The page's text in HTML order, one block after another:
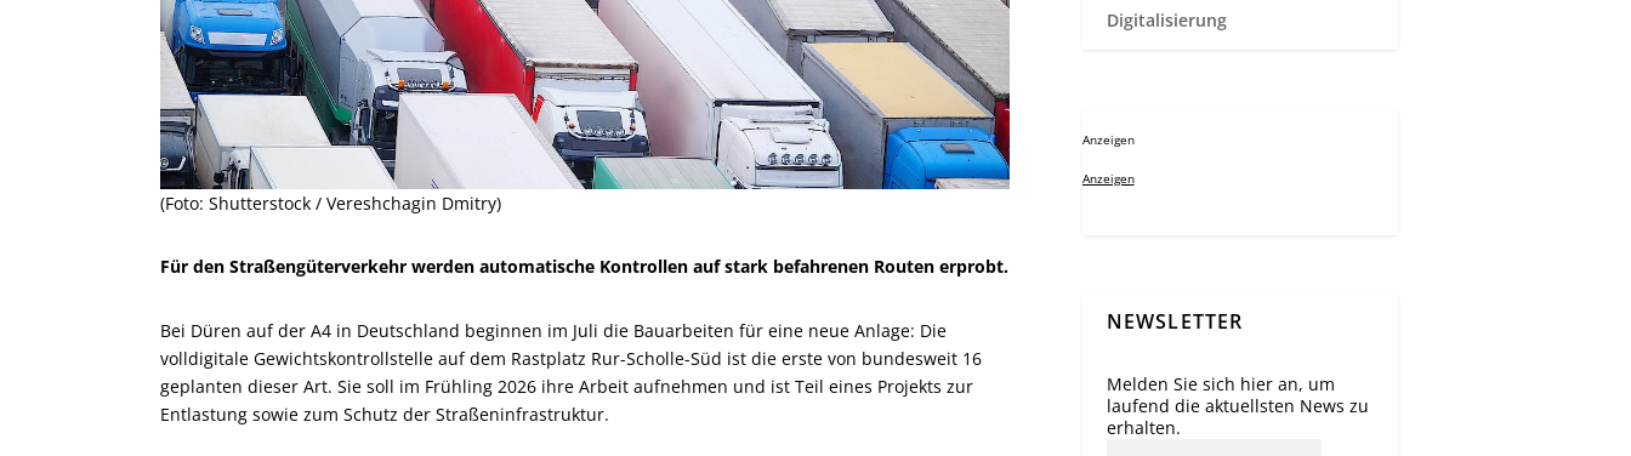
(Foto: Shutterstock / Vereshchagin Dmitry)
Für den Straßengüterverkehr werden automatische Kontrollen auf stark befahrenen Routen erprobt.
Bei Düren auf der A4 in Deutschland beginnen im Juli die Bauarbeiten für eine neue Anlage: Die
volldigitale Gewichtskontrollstelle auf dem Rastplatz Rur-Scholle-Süd ist die erste von bundesweit 16
geplanten dieser Art. Sie soll im Frühling 2026 ihre Arbeit aufnehmen und ist Teil eines Projekts zur
Entlastung sowie zum Schutz der Straßeninfrastruktur.
Digitalisierung
Anzeigen
Anzeigen
NEWSLETTER
Melden Sie sich hier an, um
laufend die aktuellsten News zu
erhalten.